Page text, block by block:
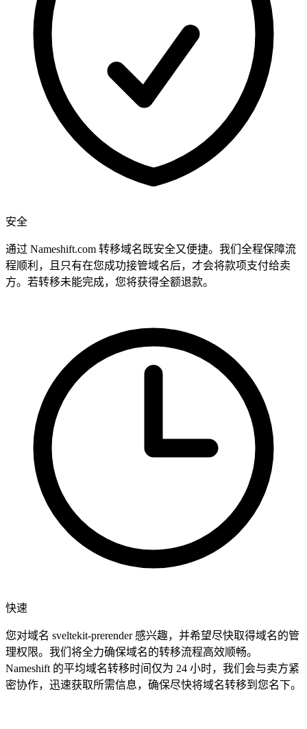
安全
通过 Nameshift.com 转移域名既安全又便捷。我们全程保障流
程顺利，且只有在您成功接管域名后，才会将款项支付给卖
方。若转移未能完成，您将获得全额退款。
快速
您对域名 sveltekit-prerender 感兴趣，并希望尽快取得域名的管
理权限。我们将全力确保域名的转移流程高效顺畅。
Nameshift 的平均域名转移时间仅为 24 小时，我们会与卖方紧
密协作，迅速获取所需信息，确保尽快将域名转移到您名下。